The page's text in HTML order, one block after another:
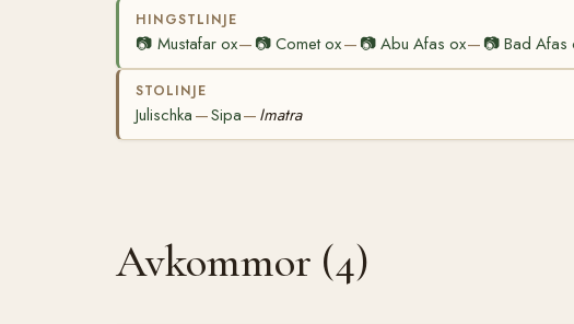
HINGSTLINJE
📷 Mustafar ox— 📷Comet ox— 📷 Abu Afas ox— 📷 Bad Afas
STOLINJE
Julischka —Sipa— Imatra
Avkommor (4)